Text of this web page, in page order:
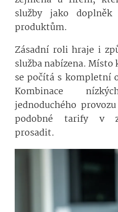
služby jako
produktům.
Zásadní roli hraje i
služba nabízena.
se počítá s kompletní
Kombinace
jednoduchého
podobné tarify v
prosadit.